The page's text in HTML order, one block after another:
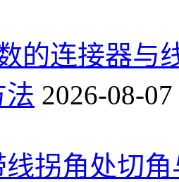
的连接器与
法 2026-08-
线拐角处切